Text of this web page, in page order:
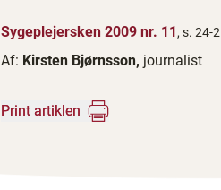
Sygeplejersken 2009 nr. 11, s. 24-
Af: Kirsten Bjørnsson, journalist
Print artiklen